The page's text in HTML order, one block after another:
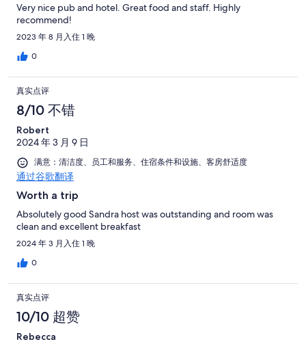
Very nice pub and hotel. Great food and staff. Highly
recommend!
2023 年 8 月入住 1 晚
0
真实点评
8/10 不错
Robert
2024 年 3 月 9 日
满意：清洁度、员工和服务、住宿条件和设施、客房舒适度
通过谷歌翻译
Worth a trip
Absolutely good Sandra host was outstanding and room was
clean and excellent breakfast
2024 年 3 月入住 1 晚
0
真实点评
10/10 超赞
Rebecca